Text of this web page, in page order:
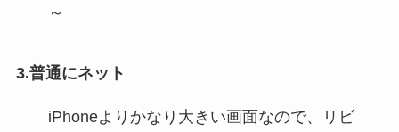
～
3.普通にネット
iPhoneよりかなり大きい画面なので、リビ